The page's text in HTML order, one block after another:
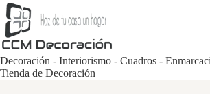
Saltar
al
contenido
Decoración - Interiorismo - Cuadros -
Tienda de Decoración